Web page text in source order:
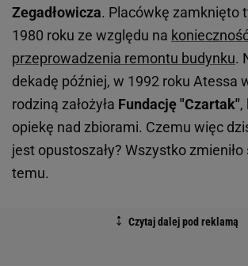
Zegadłowicza. Placówkę zamknięto
1980 roku ze względu na
przeprowadzenia remontu budynku.
dekadę później, w 1992 roku Atessa
rodziną założyła Fundację "Czartak",
opiekę nad zbiorami. Czemu więc
jest opustoszały? Wszystko
temu.